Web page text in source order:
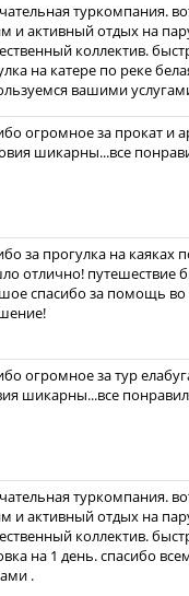
туркомпания.
и активный отдых на
коллектив.
на катере по реке
вашими
огромное за прокат и
шикарны...все
за прогулка на каяках
отлично! путешествие
спасибо за помощь во
огромное за тур
шикарны...все
туркомпания.
и активный отдых на
коллектив.
на 1 день. спасибо
.